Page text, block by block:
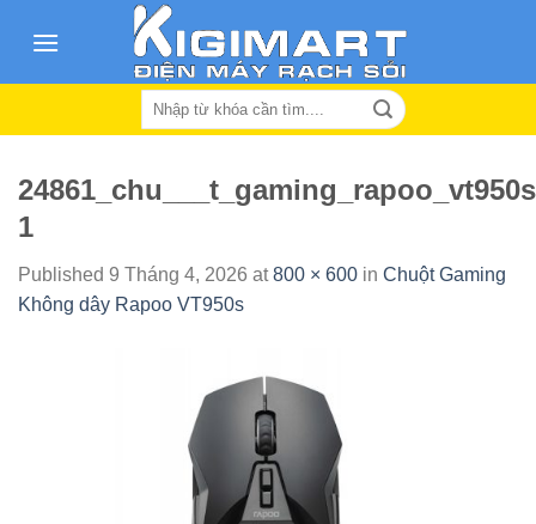
Search
1
Published 9 Tháng 4, 2026 at800 × 600 in Chuột Gaming
Không dây Rapoo VT950s